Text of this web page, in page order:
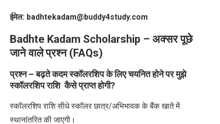
ईमेल: badhtekadam@buddy4study.com
Badhte Kadam Scholarship – अक्सर पूछे
जाने वाले प्रश्न (FAQs)
प्रश्न – बढ़ते कदम स्कॉलरशिपके लिए चयनित होने पर मुझे
स्कॉलरशिप राशि कैसे प्राप्त होगी?
स्कॉलरशिप राशि सीधे स्कॉलर छात्र/अभिभावक के बैंक खाते में
स्थानांतरित की जाएगी।